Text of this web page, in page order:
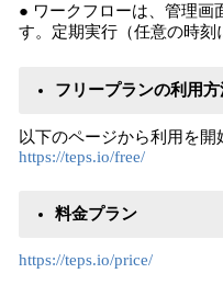
● ワークフローは、管理画
す。定期実行（任意の時刻
フリープランの利用方
以下のページから利用を開
https://teps.io/free/
料金プラン
https://teps.io/price/